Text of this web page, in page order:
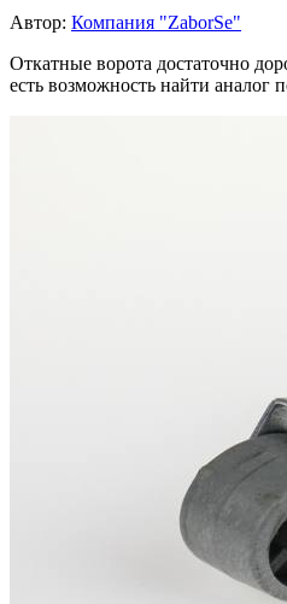
Автор: Компания "ZaborSe"
Откатные ворота достаточно
есть возможность найти аналог